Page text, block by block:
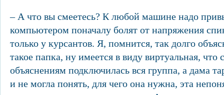
– А что вы смеетесь? К любой машине надо
компьютером поначалу болят от напряжения
только у курсантов. Я, помнится, так долго
такое папка, ну имеется в виду виртуальная, что
объяснениям подключилась вся группа, а дама
и не могла понять, для чего она нужна, эта